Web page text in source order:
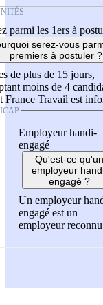
parmi les 1ers à
serez-vous
premiers à postuler ?
de plus de 15 jours,
moins de 4
France Travail est
Employeur handi-
engagé
Qu'est-ce qu'un
employeur
engagé ?
Un employeur
engagé est un
employeur reconnu